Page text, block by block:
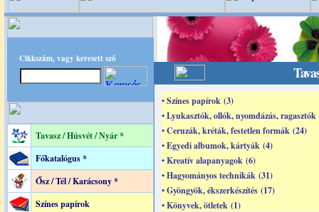
Cikkszám, vagy keresett szó
Tavasz / Húsvét / Nyár *
Főkatalógus *
Ősz / Tél / Karácsony *
Színes papírok
• Színes papírok (3)
• Lyukasztók, ollók, nyomdázás, ragasztók
• Ceruzák, kréták, festetlen formák (24)
• Egyedi albumok, kártyák (4)
• Kreatív alapanyagok (6)
• Hagyományos technikák (31)
• Gyöngyök, ékszerkészítés (17)
• Könyvek, ötletek (1)